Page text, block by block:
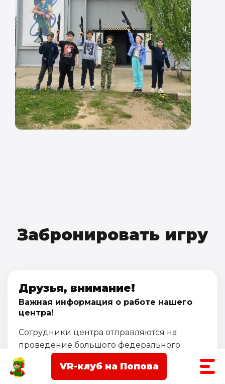
VR-клуб на Попова
Забронировать игру
Друзья, внимание!
Важная информация о работе нашего
центра!
Сотрудники центра отправляются на
проведение большого федерального
проекта
В связи с этим центр LASERWAR